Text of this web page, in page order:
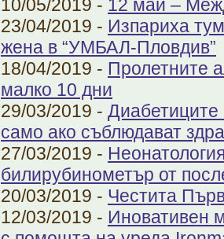
10/05/2019 - 12 май –
23/04/2019 - Изпариха
жена в “УМБАЛ-Пловдив”
18/04/2019 - Пролетните
малко 10 дни
29/03/2019 - Диабетиците
само ако съблюдават
27/03/2019 -
билирубинометър от
20/03/2019 - Честита
12/03/2019 - Иновативен